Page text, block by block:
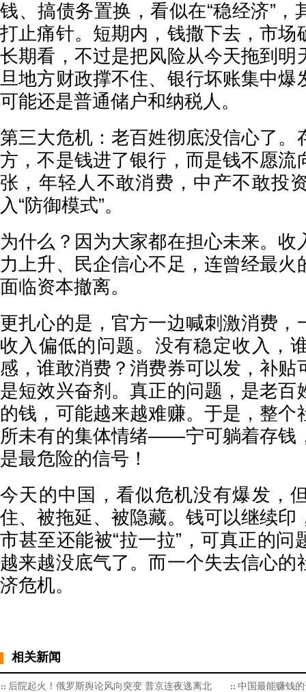
钱、搞债务置换，看似在“稳经济”，
打止痛针。短期内，钱撒下去，市场
长期看，不过是把风险从今天拖到明
旦地方财政撑不住、银行坏账集中爆
可能还是普通储户和纳税人。
第三大危机：老百姓彻底没信心了。
方，不是钱进了银行，而是钱不愿流
张，年轻人不敢消费，中产不敢投
入“防御模式”。
为什么？因为大家都在担心未来。收
力上升、民企信心不足，连曾经最火
面临资本撤离。
更扎心的是，官方一边喊刺激消费，
收入偏低的问题。没有稳定收入，
感，谁敢消费？消费券可以发，补贴
是短效兴奋剂。真正的问题，是老百
的钱，可能越来越难赚。于是，整个
所未有的集体情绪——宁可躺着存钱
是最危险的信号！
今天的中国，看似危机没有爆发，
住、被拖延、被隐藏。钱可以继续印
市甚至还能被“拉一拉”，可真正的问
越来越没底气了。而一个失去信心的
济危机。
相关新闻
后院起火！俄罗斯舆论风向突变 普京连夜逃离北
中国最能赚钱